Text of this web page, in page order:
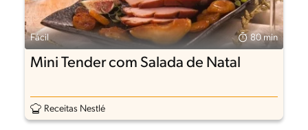
Fácil 80 min
Mini Tender com Salada de Natal
Receitas Nestlé